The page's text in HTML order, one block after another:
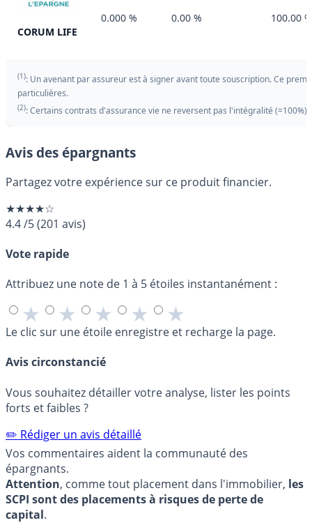
CORUM LIFE
0.000 % 0.00 % 100.00 %
(1): Un avenant par assureur est à signer avant toute souscription. Ce
particulières.
(2): Certains contrats d'assurance vie ne reversent pas l'intégralité (=100%)
Avis des épargnants
Partagez votre expérience sur ce produit financier.
★★★★☆
4.4/5(201 avis)
Vote rapide
Attribuez une note de 1 à 5 étoiles instantanément :
★ ★ ★ ★ ★
Le clic sur une étoile enregistre et recharge la page.
Avis circonstancié
Vous souhaitez détailler votre analyse, lister les points
forts et faibles ?
✏️ Rédiger un avis détaillé
Vos commentaires aident la communauté des
épargnants.
Attention, comme tout placement dans l'immobilier, les
SCPI sont des placements à risques de perte de
capital.